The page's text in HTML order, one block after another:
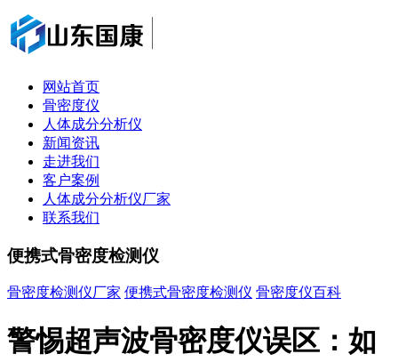
网站首页
骨密度仪
人体成分分析仪
新闻资讯
走进我们
客户案例
人体成分分析仪厂家
联系我们
便携式骨密度检测仪
骨密度检测仪厂家 便携式骨密度检测仪 骨密度仪百科
警惕超声波骨密度仪误区：如